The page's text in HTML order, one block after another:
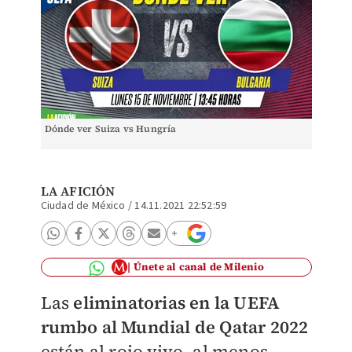
Dónde ver Suiza vs Hungría
LA AFICIÓN
Ciudad de México /14.11.2021 22:52:59
Únete al canal de Milenio
Las eliminatorias en la UEFA
rumbo al Mundial de Qatar 2022